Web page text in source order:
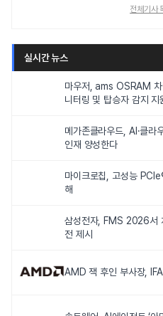
전체기사
실시간 뉴스
마우저, ams OSRAM 차
니터링 및 탑승자 감지 지
메가존클라우드, AI·클라
인재 양성한다
마이크로칩, 고성능
해
삼성전자, FMS 2026서
전 제시
AMD 잭 후인 부사장,